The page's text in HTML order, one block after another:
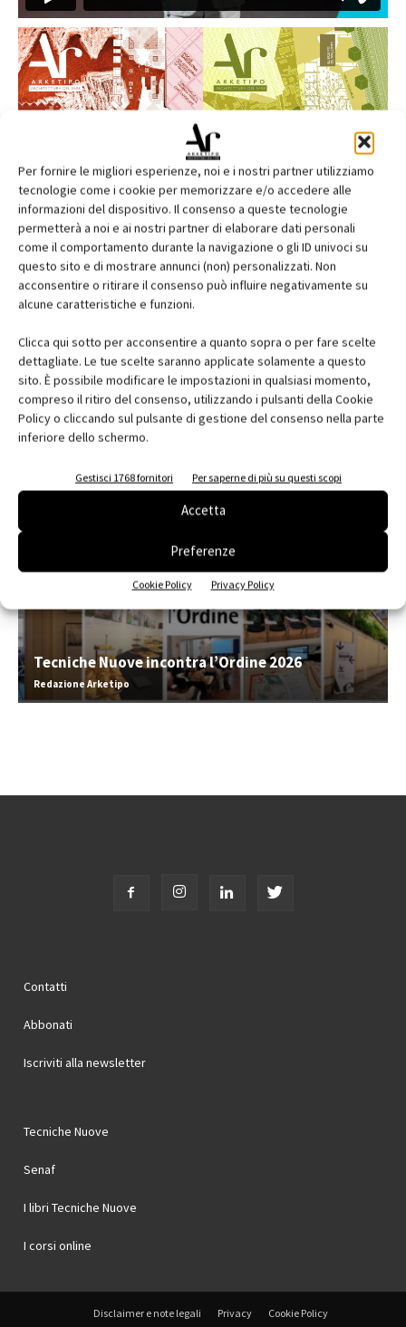
Per fornire le migliori esperienze, noi e i nostri partner utilizziamo
tecnologie come i cookie per memorizzare e/o accedere alle
informazioni del dispositivo. Il consenso a queste tecnologie
permetterà a noi e ai nostri partner di elaborare dati personali
come il comportamento durante la navigazione o gli ID univoci su
questo sito e di mostrare annunci (non) personalizzati. Non
acconsentire o ritirare il consenso può influire negativamente su
alcune caratteristiche e funzioni.
Clicca qui sotto per acconsentire a quanto sopra o per fare scelte
dettagliate. Le tue scelte saranno applicate solamente a questo
sito. È possibile modificare le impostazioni in qualsiasi momento,
compreso il ritiro del consenso, utilizzando i pulsanti della Cookie
Policy o cliccando sul pulsante di gestione del consenso nella parte
inferiore dello schermo.
Gestisci 1768 fornitori Per saperne di più su questi scopi
Accetta
Preferenze
Cookie Policy Privacy Policy
Edicola web
Abbonati e regala
Iscriviti alla newsletter
Tecniche Nuove incontra l’Ordine 2026
Redazione Arketipo
Contatti
Abbonati
Iscriviti alla newsletter
Tecniche Nuove
Senaf
I libri Tecniche Nuove
I corsi online
Disclaimer e note legali Privacy Cookie Policy